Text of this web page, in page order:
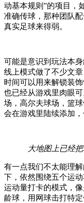
动基本规则”的项目，
准确传球，那种团队
真实足球来得弱。
可能是意识到玩法本
线上模式做了不少文
时间可以用来解锁装
也已经从游戏里肉眼
场，高尔夫球场，篮
会在游戏里陆续添加
大地图上已经
有一点我们不太能理解
下，依然围绕五个运
运动量打卡的模式，
龄球，用网球击打特